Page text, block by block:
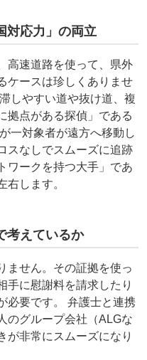
対応力」の両立
高速道路を使って、県外
ケースは珍しくありませ
しやすい道や抜け道、複
拠点がある探偵」である
一対象者が遠方へ移動し
スなしでスムーズに追跡
ワークを持つ大手」であ
右します。
考えているか
ません。その証拠を使っ
手に慰謝料を請求したり
必要です。 弁護士と連携
のグループ会社（ALGな
が非常にスムーズになり